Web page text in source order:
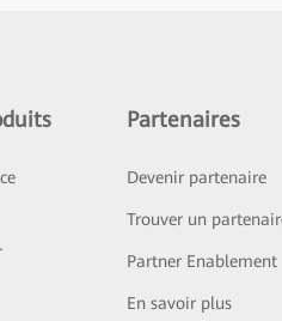
Partenaires
Devenir partenaire
Trouver un
Partner Enablement
En savoir plus